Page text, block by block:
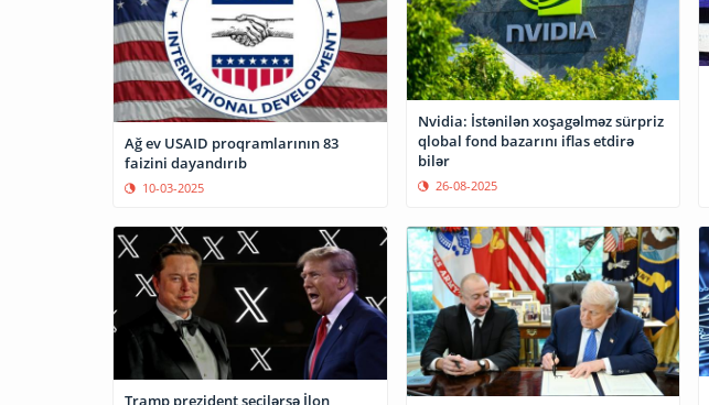
Ağ ev USAID proqramlarının 83
faizini dayandırıb
10-03-2025
Nvidia: İstənilən xoşagəlməz sürpriz
qlobal fond bazarını iflas etdirə
bilər
26-08-2025
Tramp prezident seçilərsə İlon